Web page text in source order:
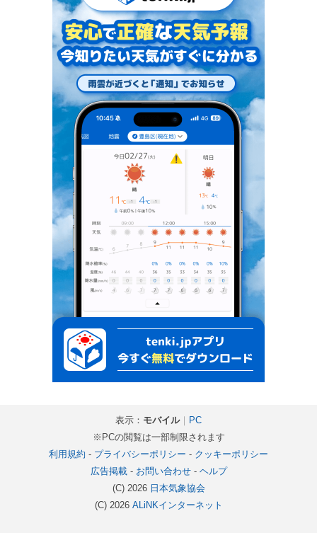
表示： モバイル｜ PC
※PCの閲覧は一部制限されます
利用規約 - プライバシーポリシー - クッキーポリシー
広告掲載- お問い合わせ- ヘルプ
(C) 2026 日本気象協会
(C) 2026 ALiNKインターネット